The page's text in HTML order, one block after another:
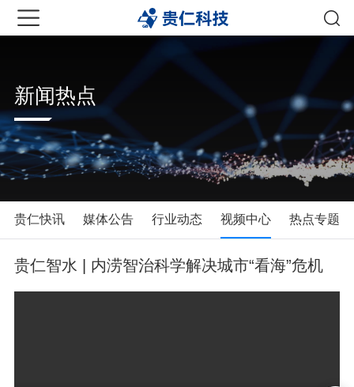
新闻热点
贵仁快讯 媒体公告 行业动态 视频中心 热点专题
贵仁智水 | 内涝智治科学解决城市“看海”危机